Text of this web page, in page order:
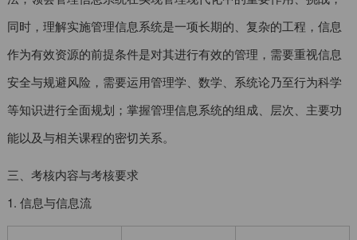
同时，理解实施管理信息系统是一项长期的、复杂的工程，信息
作为有效资源的前提条件是对其进行有效的管理，需要重视信息
安全与规避风险，需要运用管理学、数学、系统论乃至行为科学
等知识进行全面规划；掌握管理信息系统的组成、层次、主要功
能以及与相关课程的密切关系。
三、考核内容与考核要求
1. 信息与信息流